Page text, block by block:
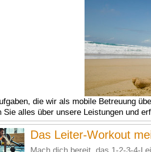
die wir als mobile Betreuung
Sie alles über unsere Leistungen und
Das Leiter-Workout